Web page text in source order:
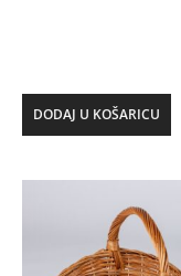
DODAJ U KOŠARICU